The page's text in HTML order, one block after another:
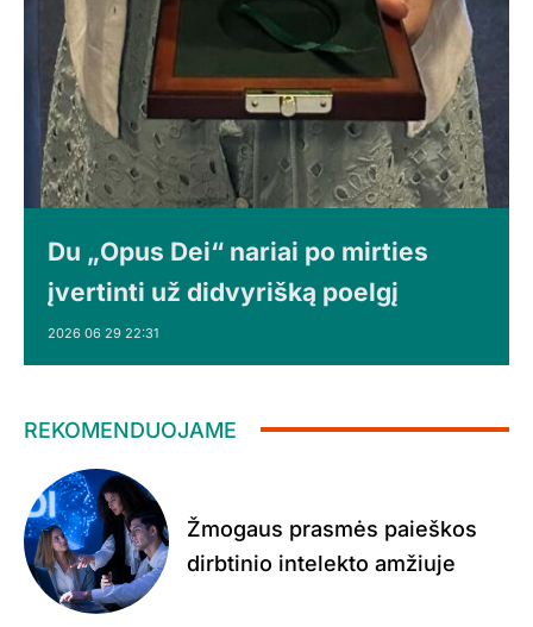
Du „Opus Dei“ nariai po mirties
įvertinti už didvyrišką poelgį
2026 06 29 22:31
REKOMENDUOJAME
Žmogaus prasmės paieškos
dirbtinio intelekto amžiuje